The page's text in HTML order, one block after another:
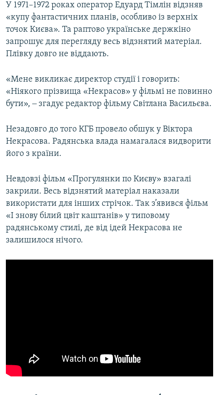
У 1971–1972 роках оператор Едуард Тімлін відзняв
«купу фантастичних планів, особливо із верхніх
точок Києва». Та раптово українське держкіно
запрошує для перегляду весь відзнятий матеріал.
Плівку довго не віддають.
«Мене викликає директор студії і говорить:
«Ніякого прізвища «Некрасов» у фільмі не повинно
бути», ‒ згадує редактор фільму Світлана Васильєва.
Незадовго до того КГБ провело обшук у Віктора
Некрасова. Радянська влада намагалася видворити
його з країни.
Невдовзі фільм «Прогулянки по Києву» взагалі
закрили. Весь відзнятий матеріал наказали
використати для інших стрічок. Так з’явився фільм
«І знову білий цвіт каштанів» у типовому
радянському стилі, де від ідей Некрасова не
залишилося нічого.